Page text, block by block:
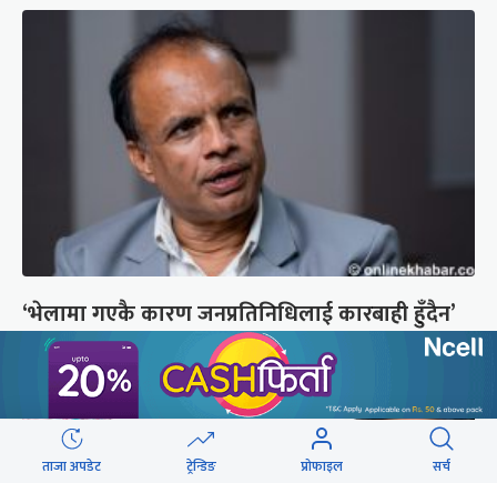
‘भेलामा गएकै कारण जनप्रतिनिधिलाई कारबाही हुँदैन’
ताजा अपडेट ट्रेन्डिङ प्रोफाइल सर्च